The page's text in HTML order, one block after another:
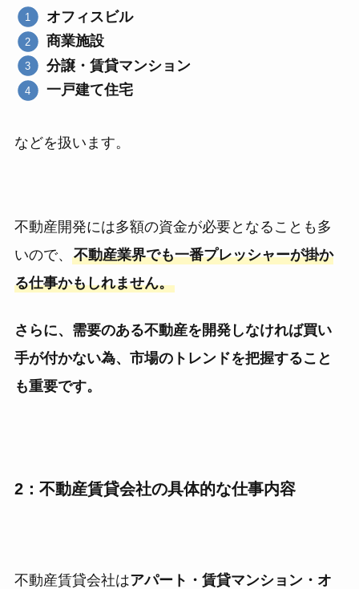
オフィスビル
商業施設
分譲・賃貸マンション
一戸建て住宅
などを扱います。
不動産開発には多額の資金が必要となることも多
いので、 不動産業界でも一番プレッシャーが掛か
る仕事かもしれません。
さらに、需要のある不動産を開発しなければ買い
手が付かない為、市場のトレンドを把握すること
も重要です。
2：不動産賃貸会社の具体的な仕事内容
不動産賃貸会社はアパート・賃貸マンション・オ